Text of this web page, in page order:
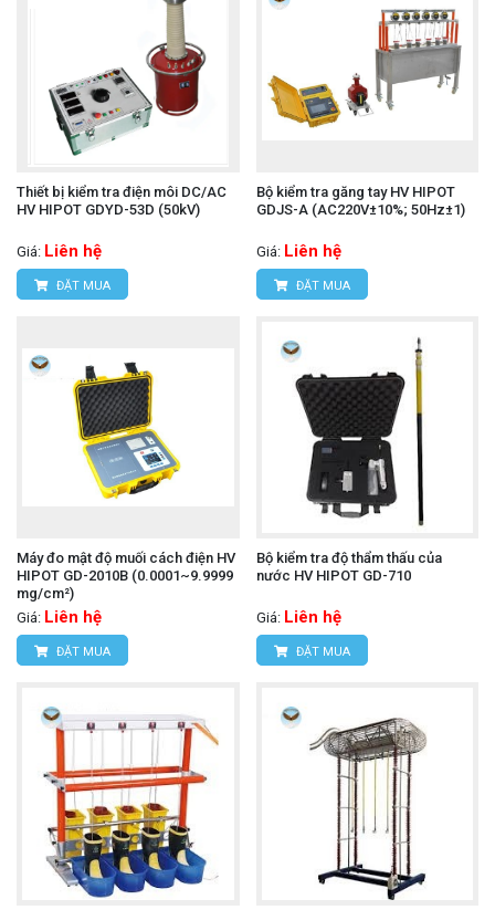
Thiết bị kiểm tra điện môi DC/AC
HV HIPOT GDYD-53D (50kV)
Giá: Liên hệ
ĐẶT MUA
Bộ kiểm tra găng tay HV HIPOT
GDJS-A (AC220V±10%; 50Hz±1)
Giá: Liên hệ
ĐẶT MUA
Máy đo mật độ muối cách điện HV
HIPOT GD-2010B (0.0001~9.9999
mg/cm²)
Giá: Liên hệ
ĐẶT MUA
Bộ kiểm tra độ thẩm thấu của
nước HV HIPOT GD-710
Giá: Liên hệ
ĐẶT MUA